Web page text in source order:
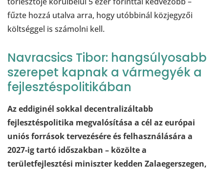
fűzte hozzá utalva arra, hogy utóbbinál közjegyzői
költséggel is számolni kell.
Navracsics Tibor: hangsúlyosabb
szerepet kapnak a vármegyék a
fejlesztéspolitikában
Az eddiginél sokkal decentralizáltabb
fejlesztéspolitika megvalósítása a cél az európai
uniós források tervezésére és felhasználására a
2027-ig tartó időszakban – közölte a
területfejlesztési miniszter kedden Zalaegerszegen,